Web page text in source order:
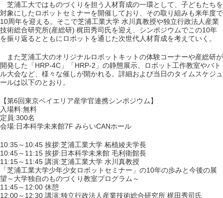
芝浦工大ではものづくりを担う人材育成の一環として、子どもたちを
対象にしたロボットセミナーを開催しており、その取り組みも来年度で
10周年を迎える。そこで芝浦工業大学 水川真教授や独立行政法人産業
技術総合研究所(産総研) 梶田秀司氏を迎え、シンポジウムでこの10年
を振り返るとともにロボットを通じた次世代人材育成を考えていく。
また芝浦工大のオリジナルロボットキットの体験コーナーや産総研が
開発した「HRP-4C」「HRP-2」の静態展示、ロボット工作教室やバト
ル大会など、様々な催しが開かれる。詳細および当日のタイムスケジュ
ールは以下のとおり。
【第6回東京ベイエリア産学官連携シンポジウム】
入場料:無料
定員:300名
会場:日本科学未来館7F みらいCANホール
10:35～10:45 挨拶:芝浦工業大学 柘植綾夫学長
10:45～11:15 挨拶:日本科学未来館 毛利衛館長
11:15～11:45 講演:芝浦工業大学 水川真教授
「芝浦工業大学少年少女ロボットセミナー」の10年の歩みと今後の展
望～大学独自のものづくり教室プログラム～
11:45～12:00 休憩
12:00～12:30 講演:独立行政法人産業技術総合研究所 梶田秀司氏